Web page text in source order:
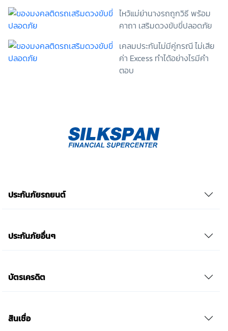
ข้าพเจ้าสามารถถอนความยินยอมนี้เสียเมื่อใดก็ได้ เว้นแต่
ในกรณีมีข้อจำกัดสิทธิตามกฎหมายหรือยังมีสัญญา
กรณีที่ข้าพเจ้าประสงค์จะไม่ให้ความยินยอม ข้าพเจ้าเข้าใจ
และยอมรับว่า การไม่ให้ความยินยอมจะมีผลทำให้ข้าพเจ้า
(เช่น ข้าพเจ้าอาจได้รับความสะดวกในการใช้บริการน้อย
ยินยอม” ในช่องสนทนา เป็นการแสดงเจตนายินยอมของ
ข้าพเจ้าแทนการลงลายมือชื่อเป็นหลักฐาน รวบรวมเบี้ย
ไหว้แม่ย่านางรถถูกวิธี พร้อม
คาถา เสริมดวงขับขี่ปลอดภัย
เคลมประกันไม่มีคู่กรณี ไม่เสีย
ค่า Excess ทำได้อย่างไรมีคำ
ตอบ
ประกันภัยรถยนต์
ประกันภัยอื่นๆ
บัตรเครดิต
สินเชื่อ